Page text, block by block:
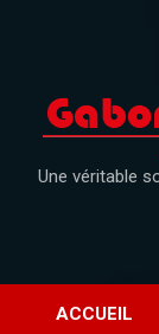
Une véritable
ACCUEIL